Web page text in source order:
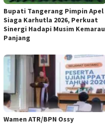
Bupati Tangerang Pimpin Apel
Siaga Karhutla 2026, Perkuat
Sinergi Hadapi Musim Kemarau
Panjang
Wamen ATR/BPN Ossy